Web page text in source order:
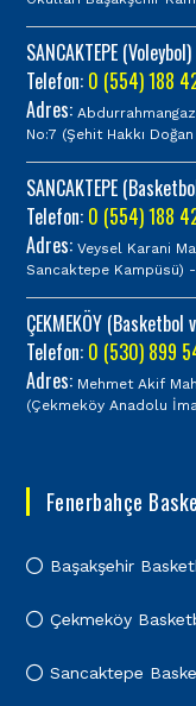
SANCAKTEPE (Voleybol)
Telefon: 0 (554) 188
Adres:
No:7 (Şehit Hakkı
SANCAKTEPE
Telefon: 0 (554) 188
Adres:Veysel Karani
Sancaktepe Kampüsü)
ÇEKMEKÖY (Basketbol
Telefon: 0 (530) 899
Adres:Mehmet Akif
(Çekmeköy Anadolu
Fenerbahçe
Başakşehir
Çekmeköy
Sancaktepe